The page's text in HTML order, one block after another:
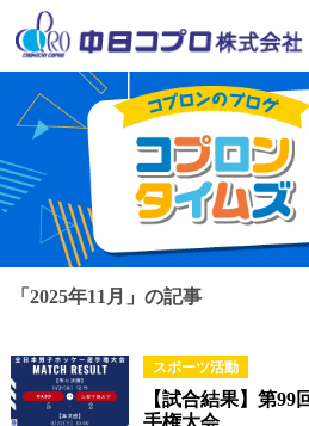
「2025年11月」の記事
スポーツ活動
【試合結果】第99
手権大会